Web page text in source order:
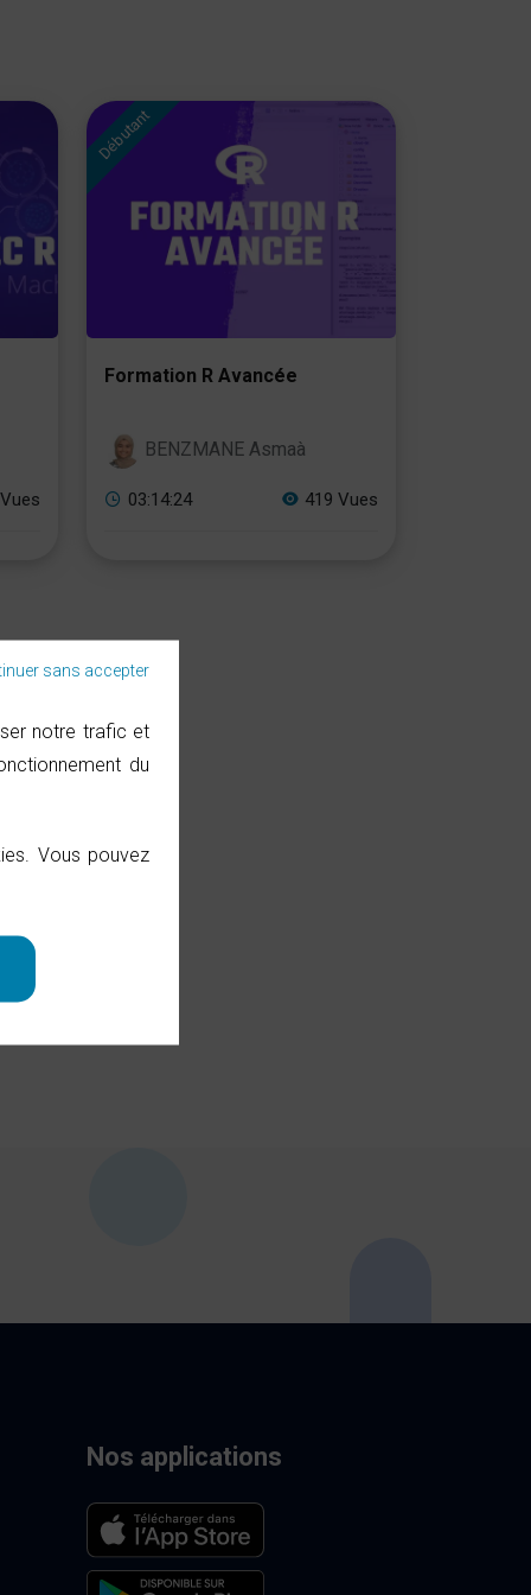
Débutant
Formation R Avancée
BENZMANE Asmaà
03:14:24 419 Vues
Nos applications
sans accepter
notre trafic et
du
Vous pouvez